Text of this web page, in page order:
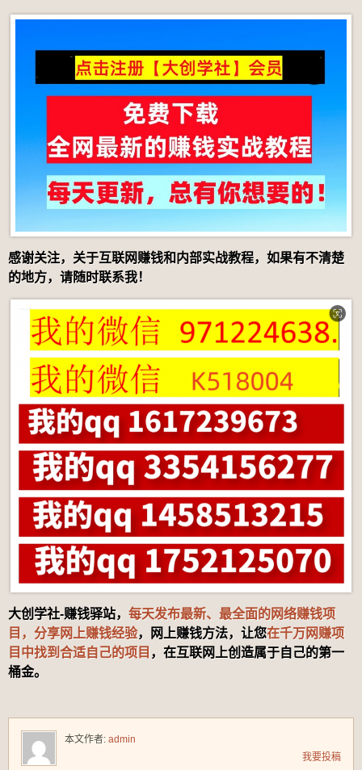
感谢关注，关于互联网赚钱和内部实战教程，如果有不清楚
的地方，请随时联系我！
大创学社-赚钱驿站， 每天发布最新、最全面的网络赚钱项
目，分享网上赚钱经验，网上赚钱方法，让您在千万网赚项
目中找到合适自己的项目 ，在互联网上创造属于自己的第一
桶金。
本文作者: admin
我要投稿